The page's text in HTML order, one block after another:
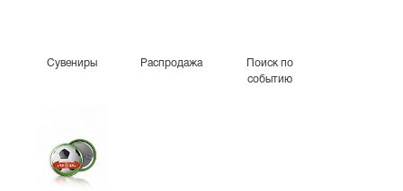
Сувениры Распродажа
Поиск по
событию